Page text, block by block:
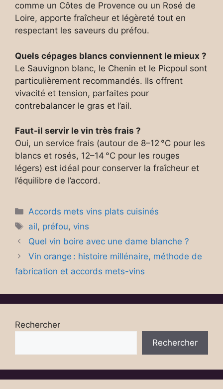
comme un Côtes de Provence ou un Rosé de
Loire, apporte fraîcheur et légèreté tout en
respectant les saveurs du préfou.
Quels cépages blancs conviennent le mieux ?
Le Sauvignon blanc, le Chenin et le Picpoul sont
particulièrement recommandés. Ils offrent
vivacité et tension, parfaites pour
contrebalancer le gras et l’ail.
Faut-il servir le vin très frais ?
Oui, un service frais (autour de 8–12 °C pour les
blancs et rosés, 12–14 °C pour les rouges
légers) est idéal pour conserver la fraîcheur et
l’équilibre de l’accord.
Catégories
Accords mets vins plats cuisinés
Étiquettes
ail, préfou,vins
Quel vin boire avec une dame blanche ?
Vin orange : histoire millénaire, méthode de
fabrication et accords mets-vins
Rechercher
Rechercher